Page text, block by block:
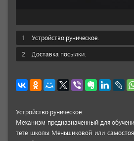
1
Устройство руническое.
2
Доставка посылки.
Устрой­ство руни­чес­кое.
Меха­низм пред­назна­чен­ный для
тете школы Мень­шико­вой или